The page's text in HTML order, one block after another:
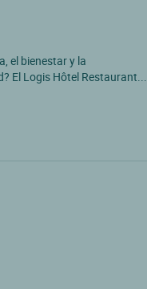
el bienestar y la
El Logis Hôtel Restaurant...